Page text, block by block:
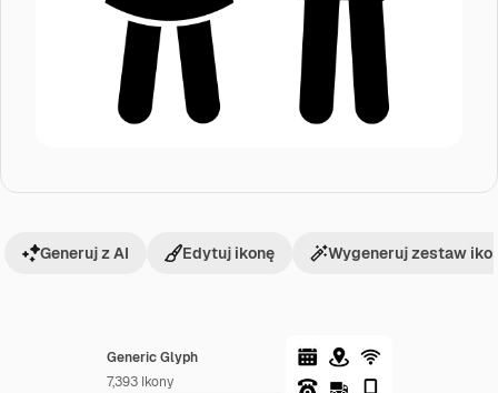
Generic Glyph
7,393 Ikony
Generuj z AI Edytuj ikonę Wygeneruj zestaw